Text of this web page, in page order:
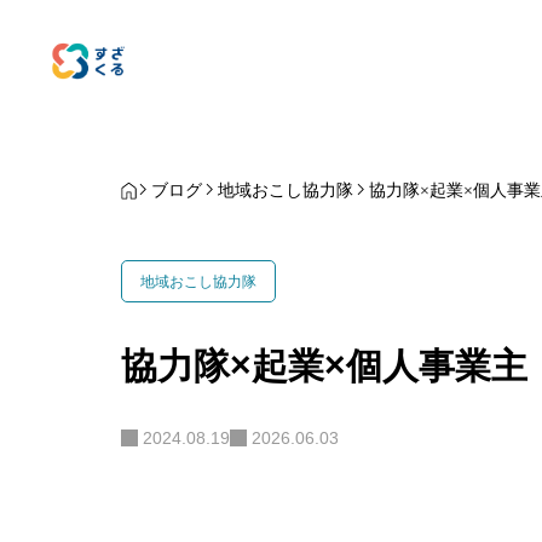
ブログ 地域おこし協力隊 協力隊×起業×個人事
地域おこし協力隊
協力隊×起業×個人事業主
2024.08.19 2026.06.03